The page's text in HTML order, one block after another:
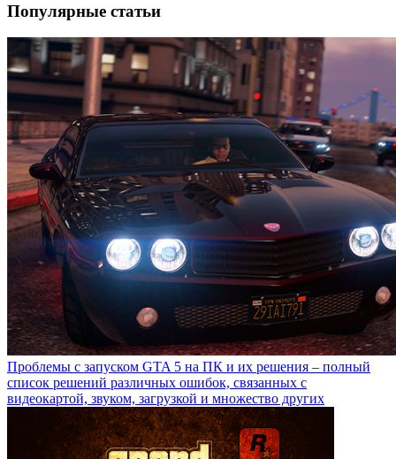
Популярные статьи
Проблемы с запуском GTA 5 на ПК и их решения – полный
список решений различных ошибок, связанных с
видеокартой, звуком, загрузкой и множество других